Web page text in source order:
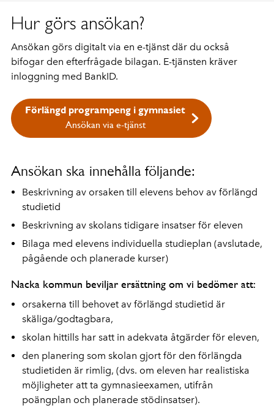
Hur görs ansökan?
Ansökan görs digitalt via en e-tjänst där du också
bifogar den efterfrågade bilagan. E-tjänsten kräver
inloggning med BankID.
Förlängd programpeng i gymnasiet
Ansökan via e-tjänst
Ansökan ska innehålla följande:
Beskrivning av orsaken till elevens behov av förlängd
studietid
Beskrivning av skolans tidigare insatser för eleven
Bilaga med elevens individuella studieplan (avslutade,
pågående och planerade kurser)
Nacka kommun beviljar ersättning om vi bedömer att:
orsakerna till behovet av förlängd studietid är
skäliga/godtagbara,
skolan hittills har satt in adekvata åtgärder för eleven,
den planering som skolan gjort för den förlängda
studietiden är rimlig, (dvs. om eleven har realistiska
möjligheter att ta gymnasieexamen, utifrån
poängplan och planerade stödinsatser).